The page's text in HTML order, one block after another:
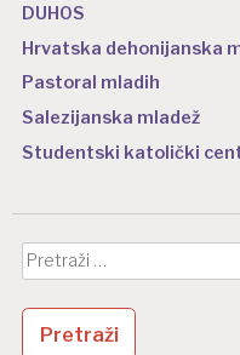
DUHOS
Hrvatska dehonijanska
Pastoral mladih
Salezijanska mladež
Studentski katolički
Pretraži: